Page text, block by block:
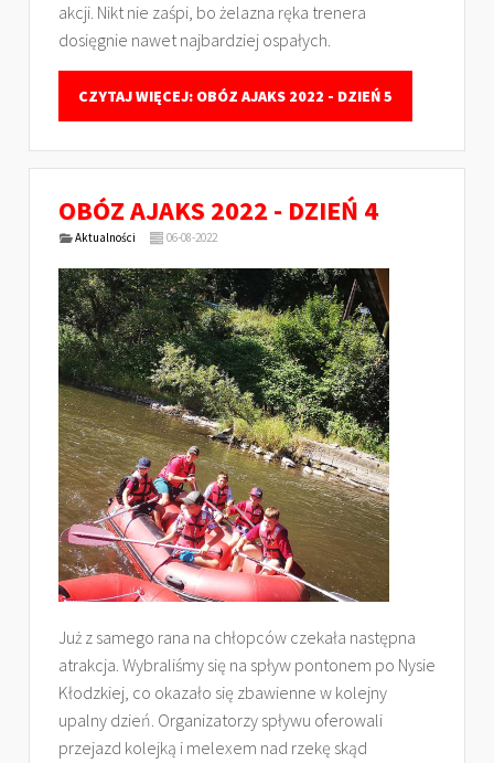
akcji. Nikt nie zaśpi, bo żelazna ręka trenera
dosięgnie nawet najbardziej ospałych.
CZYTAJ WIĘCEJ: OBÓZ AJAKS 2022 - DZIEŃ 5
OBÓZ AJAKS 2022 - DZIEŃ 4
Aktualności 06-08-2022
Już z samego rana na chłopców czekała następna
atrakcja. Wybraliśmy się na spływ pontonem po Nysie
Kłodzkiej, co okazało się zbawienne w kolejny
upalny dzień. Organizatorzy spływu oferowali
przejazd kolejką i melexem nad rzekę skąd